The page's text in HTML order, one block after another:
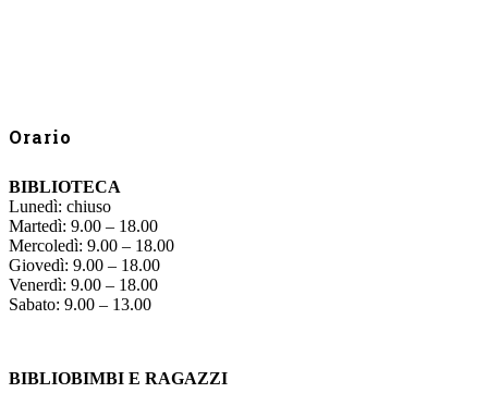
Orario
BIBLIOTECA
Lunedì: chiuso
Martedì: 9.00 – 18.00
Mercoledì: 9.00 – 18.00
Giovedì: 9.00 – 18.00
Venerdì: 9.00 – 18.00
Sabato: 9.00 – 13.00
BIBLIOBIMBI E RAGAZZI